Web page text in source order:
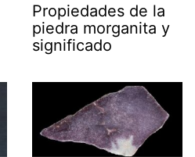
Propiedades de la
piedra morganita y
significado